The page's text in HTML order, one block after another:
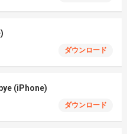
ダウンロード
(iPhone)
ダウンロード